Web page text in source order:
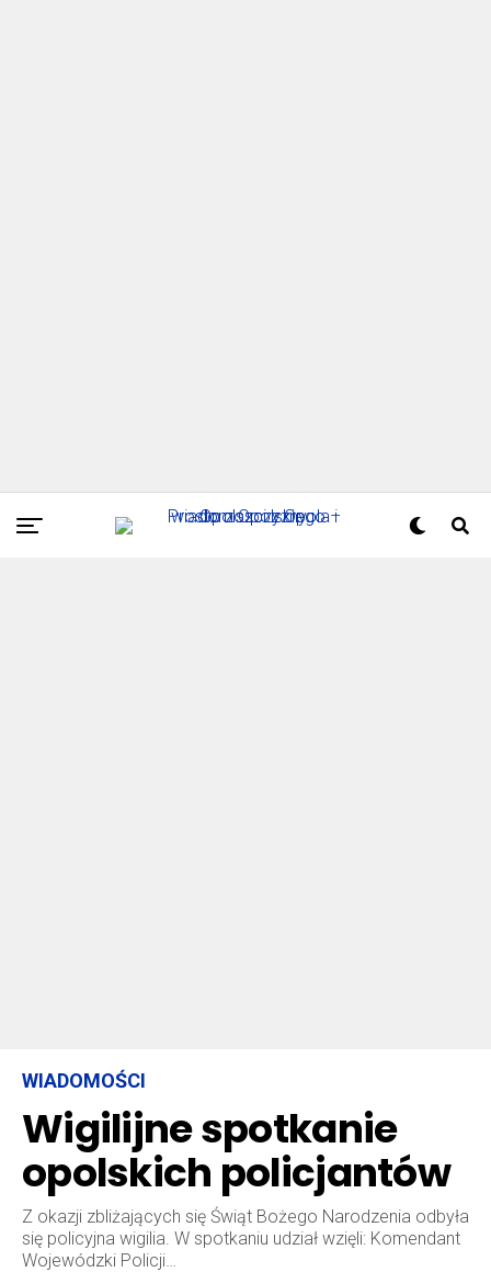
WIADOMOŚCI
Wigilijne spotkanie
opolskich policjantów
Z okazji zbliżających się Świąt Bożego Narodzenia odbyła
się policyjna wigilia. W spotkaniu udział wzięli: Komendant
Wojewódzki Policji…